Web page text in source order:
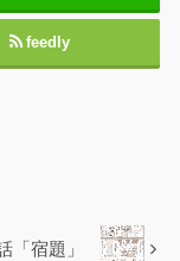
feedly
「宿題」